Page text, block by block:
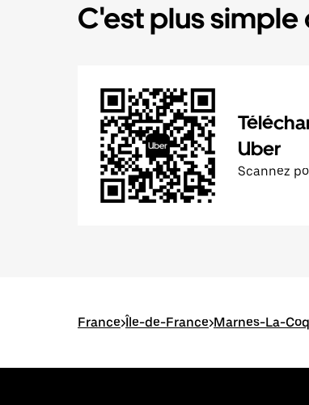
C'est plus
Uber
Scannez
France>Île-de-France>Marnes-La-